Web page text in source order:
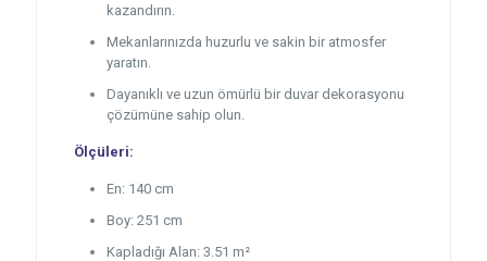
kazandırın.
Mekanlarınızda huzurlu ve sakin bir atmosfer
yaratın.
Dayanıklı ve uzun ömürlü bir duvar dekorasyonu
çözümüne sahip olun.
Ölçüleri:
En: 140 cm
Boy: 251 cm
Kapladığı Alan: 3.51 m²